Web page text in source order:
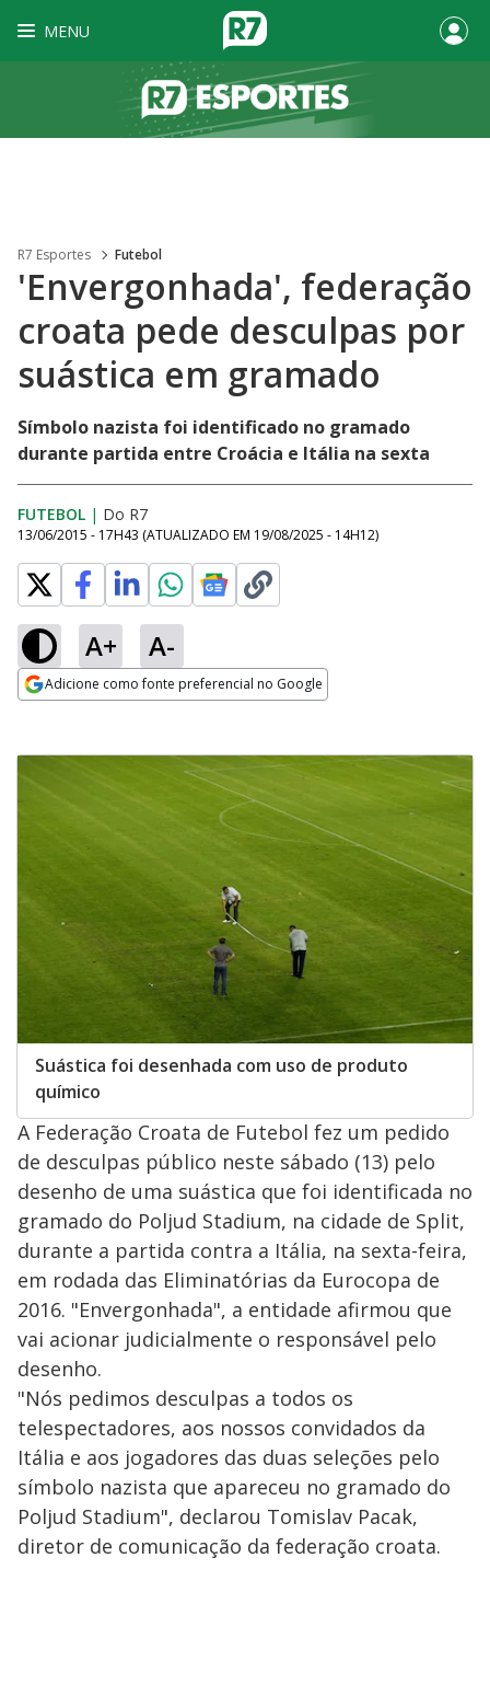
MENU
R7 Esportes Futebol
'Envergonhada', federação
croata pede desculpas por
suástica em gramado
Símbolo nazista foi identificado no gramado
durante partida entre Croácia e Itália na sexta
FUTEBOL | Do R7
13/06/2015 - 17H43 (ATUALIZADO EM 19/08/2025 - 14H12)
A+ A-
Adicione como fonte preferencial no Google
Suástica foi desenhada com uso de produto
químico
A Federação Croata de Futebol fez um pedido
de desculpas público neste sábado (13) pelo
desenho de uma suástica que foi identificada no
gramado do Poljud Stadium, na cidade de Split,
durante a partida contra a Itália, na sexta-feira,
em rodada das Eliminatórias da Eurocopa de
2016. "Envergonhada", a entidade afirmou que
vai acionar judicialmente o responsável pelo
desenho.
"Nós pedimos desculpas a todos os
telespectadores, aos nossos convidados da
Itália e aos jogadores das duas seleções pelo
símbolo nazista que apareceu no gramado do
Poljud Stadium", declarou Tomislav Pacak,
diretor de comunicação da federação croata.